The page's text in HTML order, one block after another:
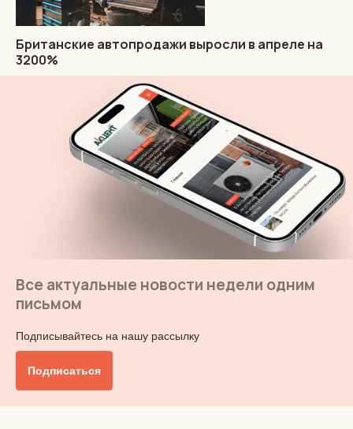
Британские автопродажи выросли в апреле на
3200%
Все актуальные новости недели одним
письмом
Подписывайтесь на нашу рассылку
Подписаться